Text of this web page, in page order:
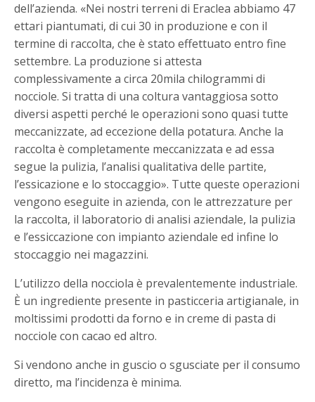
dell’azienda. «Nei nostri terreni di Eraclea abbiamo 47
ettari piantumati, di cui 30 in produzione e con il
termine di raccolta, che è stato effettuato entro fine
settembre. La produzione si attesta
complessivamente a circa 20mila chilogrammi di
nocciole. Si tratta di una coltura vantaggiosa sotto
diversi aspetti perché le operazioni sono quasi tutte
meccanizzate, ad eccezione della potatura. Anche la
raccolta è completamente meccanizzata e ad essa
segue la pulizia, l’analisi qualitativa delle partite,
l’essicazione e lo stoccaggio». Tutte queste operazioni
vengono eseguite in azienda, con le attrezzature per
la raccolta, il laboratorio di analisi aziendale, la pulizia
e l’essiccazione con impianto aziendale ed infine lo
stoccaggio nei magazzini.
L’utilizzo della nocciola è prevalentemente industriale.
È un ingrediente presente in pasticceria artigianale, in
moltissimi prodotti da forno e in creme di pasta di
nocciole con cacao ed altro.
Si vendono anche in guscio o sgusciate per il consumo
diretto, ma l’incidenza è minima.